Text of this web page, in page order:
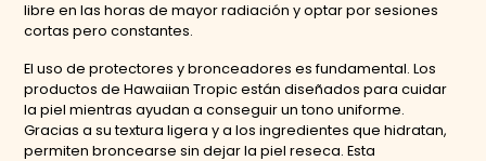
libre en las horas de mayor radiación y optar por sesiones
cortas pero constantes.
El uso de protectores y bronceadores es fundamental. Los
productos de Hawaiian Tropic están diseñados para cuidar
la piel mientras ayudan a conseguir un tono uniforme.
Gracias a su textura ligera y a los ingredientes que hidratan,
permiten broncearse sin dejar la piel reseca. Esta